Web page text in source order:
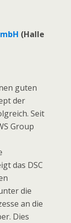
(Halle
guten
der
Seit
Group
das DSC
die
an die
Dies